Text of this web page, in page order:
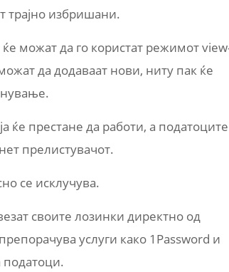
трајно избришани.
можат да го користат режимот
да додаваат нови, ниту пак ќе
ќе престане да работи, а податоците
прелистувачот.
се исклучува.
своите лозинки директно од
услуги како 1Password и